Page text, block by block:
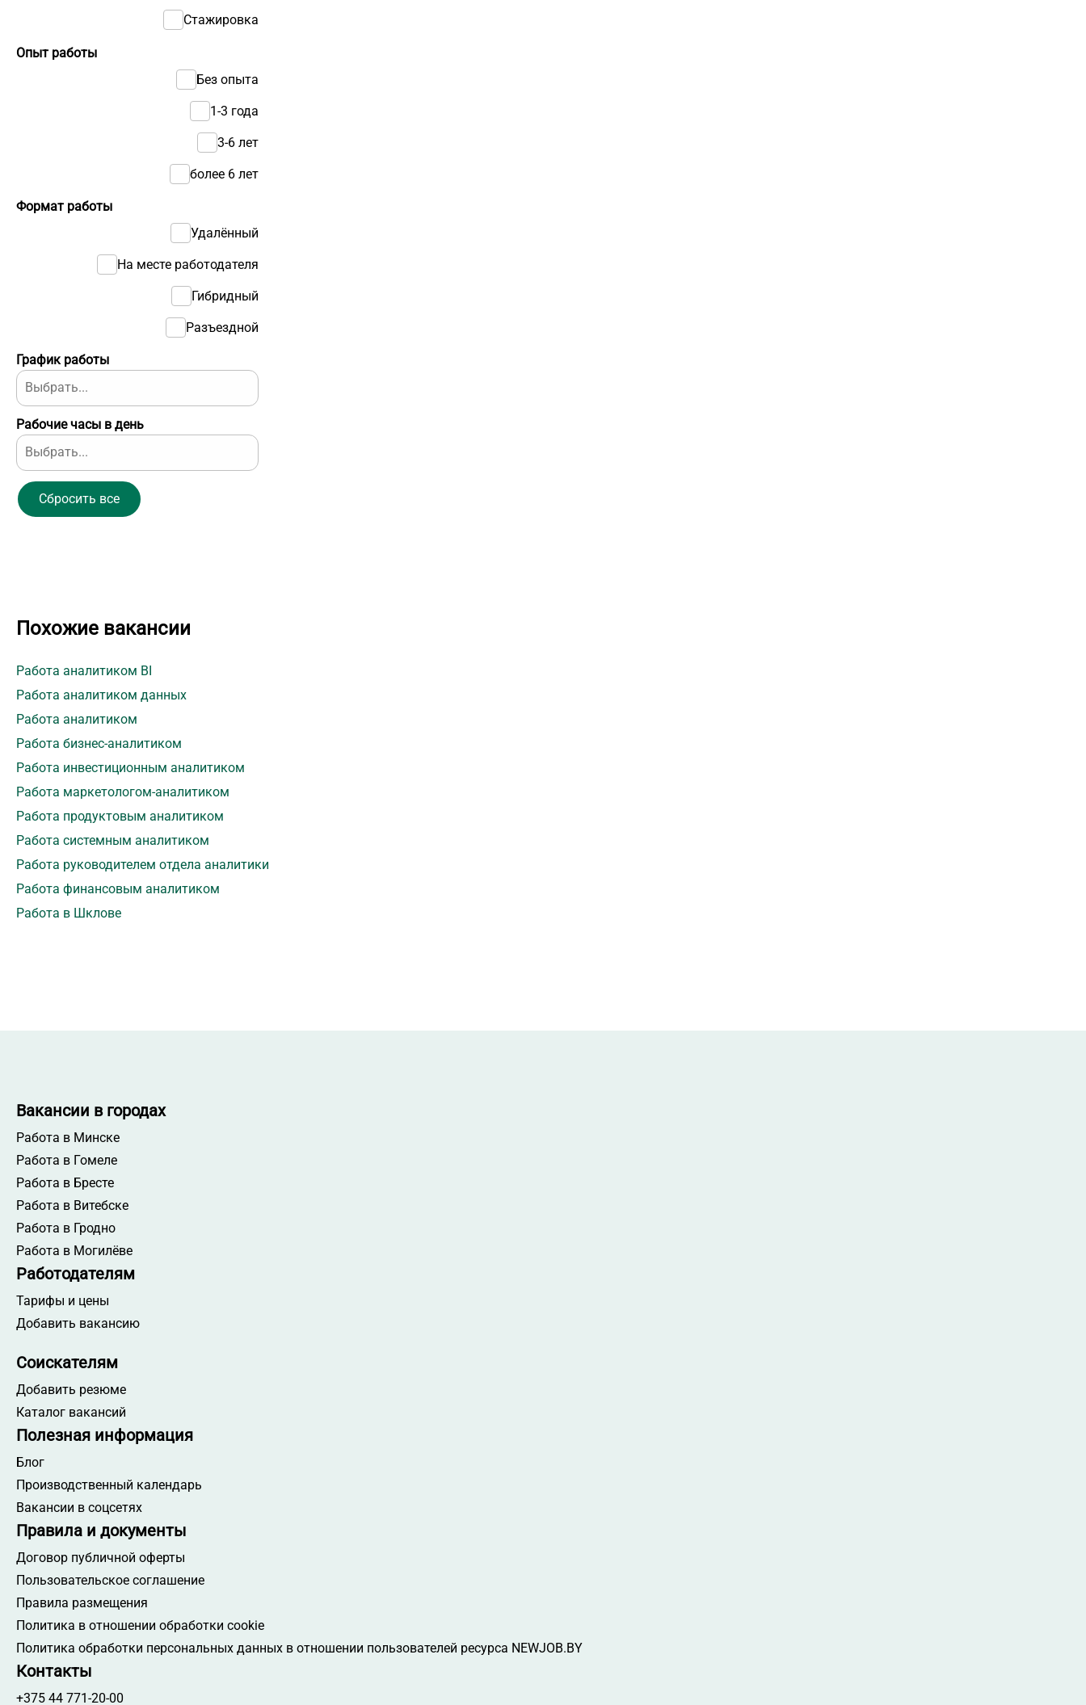
Стажировка
Опыт работы
Без опыта
1-3 года
3-6 лет
более 6 лет
График работы
Рабочие часы в день
Формат работы
Удалённый
На месте работодателя
Гибридный
Разъездной
Сбросить все
Похожие вакансии
Работа аналитиком BI
Работа аналитиком данных
Работа аналитиком
Работа бизнес-аналитиком
Работа инвестиционным аналитиком
Работа маркетологом-аналитиком
Работа продуктовым аналитиком
Работа системным аналитиком
Работа руководителем отдела аналитики
Работа финансовым аналитиком
Работа в Шклове
Вакансии в городах
Работа в Минске
Работа в Гомеле
Работа в Бресте
Работа в Витебске
Работа в Гродно
Работа в Могилёве
Работодателям
Тарифы и цены
Добавить вакансию
Соискателям
Добавить резюме
Каталог вакансий
Полезная информация
Блог
Производственный календарь
Вакансии в соцсетях
Правила и документы
Договор публичной оферты
Пользовательское соглашение
Правила размещения
Политика в отношении обработки cookie
Политика обработки персональных данных в отношении пользователей ресурса NEWJOB.BY
Контакты
+375 44 771-20-00